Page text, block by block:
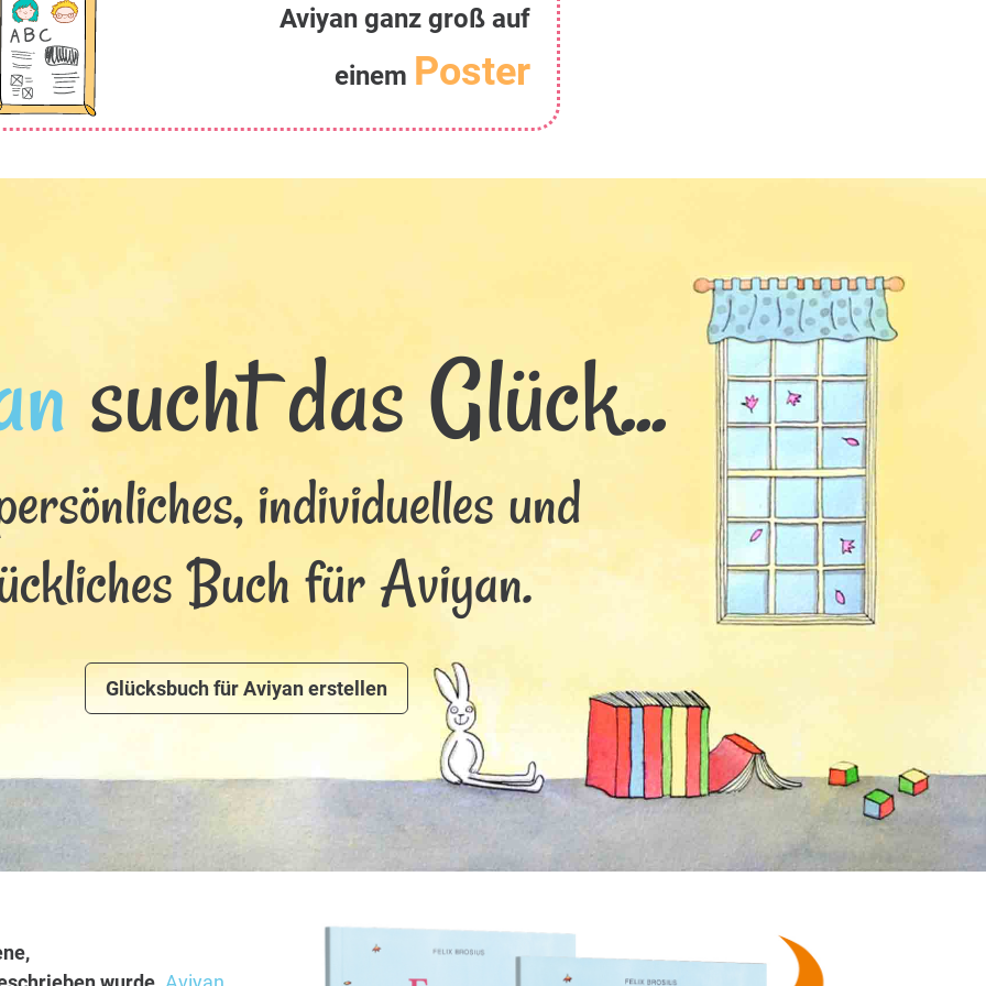
Aviyan ganz groß auf
einem Poster
sucht das Glück...
individuelles und
Buch für Aviyan.
Glücksbuch für Aviyan erstellen